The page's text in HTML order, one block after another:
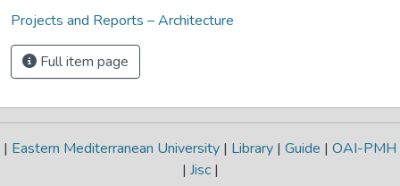
Projects and Reports – Architecture
Full item page
| Eastern Mediterranean University | Library | Guide | OAI-PMH
| Jisc |